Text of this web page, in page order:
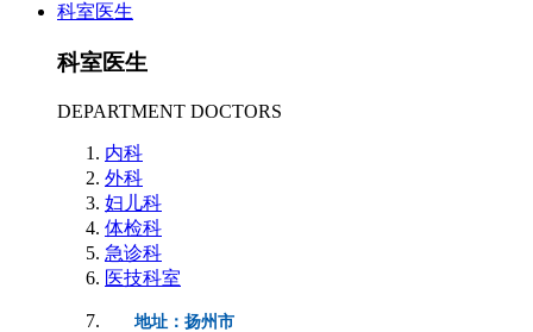
科室医生
科室医生
DEPARTMENT DOCTORS
内科
外科
妇儿科
体检科
急诊科
医技科室
地址：扬州市